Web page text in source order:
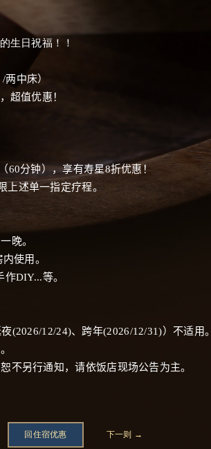
生日祝福！！
/两中床）
，超值优惠！
60分钟），享有寿星8折优惠！
上述单一指定疗程。
晚。
使用。
作DIY...等。
(2026/12/24)、跨年(2026/12/31)）不适用。
不另行通知，请依饭店现场公告为主。
回住宿优惠 下一则 →